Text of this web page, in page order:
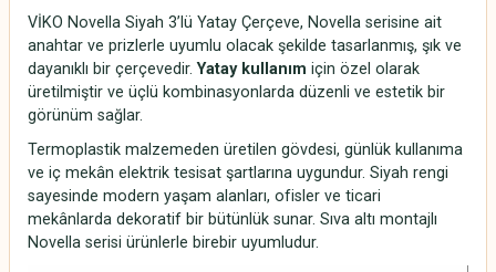
VİKO Novella Siyah 3’lü Yatay Çerçeve, Novella serisine ait
anahtar ve prizlerle uyumlu olacak şekilde tasarlanmış, şık ve
dayanıklı bir çerçevedir.Yatay kullanım için özel olarak
üretilmiştir ve üçlü kombinasyonlarda düzenli ve estetik bir
görünüm sağlar.
Termoplastik malzemeden üretilen gövdesi, günlük kullanıma
ve iç mekân elektrik tesisat şartlarına uygundur. Siyah rengi
sayesinde modern yaşam alanları, ofisler ve ticari
mekânlarda dekoratif bir bütünlük sunar. Sıva altı montajlı
Novella serisi ürünlerle birebir uyumludur.